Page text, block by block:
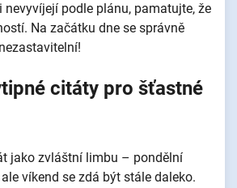
nevyvíjejí podle plánu, pamatujte, že
Na začátku dne se správně
citáty pro šťastné
jako zvláštní limbu – pondělní
víkend se zdá být stále daleko.